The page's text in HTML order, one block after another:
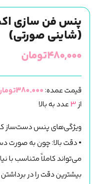
پنس فن سازی
(شاینی صورتی)
۴۸۰,۰۰۰تومان
قیمت عمده:380.000تومان
از3عدد به بالا
ویژگی‌های پنس دست‌ساز
• دقت بالا: چون به
می‌تواند کاملاً متناسب با
بیشترین دقت را در